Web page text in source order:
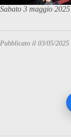
Sabato 3 maggio 2025
Pubblicato il 03/05/2025